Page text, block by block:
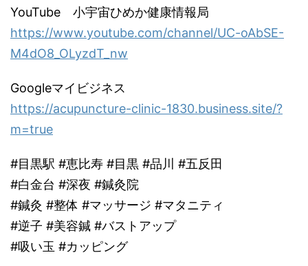
YouTube 小宇宙ひめか健康情報局
https://www.youtube.com/channel/UC-oAbSE-
M4dO8_OLyzdT_nw
Googleマイビジネス
https://acupuncture-clinic-1830.business.site/?
m=true
#目黒駅 #恵比寿 #目黒 #品川 #五反田
#白金台 #深夜 #鍼灸院
#鍼灸 #整体 #マッサージ #マタニティ
#逆子 #美容鍼 #バストアップ
#吸い玉 #カッピング